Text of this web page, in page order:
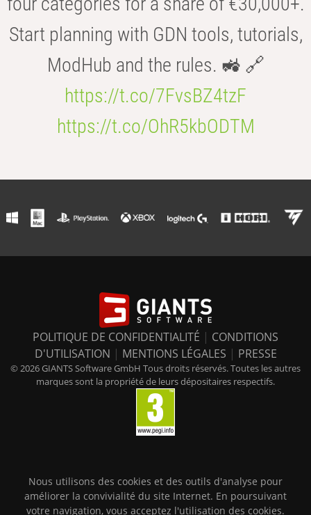
Start planning with GDN tools, tutorials,
ModHub and the rules. 🚜 🔗
https://t.co/7FvsBZ4tzF
https://t.co/OhR5kbODTM
POLITIQUE DE CONFIDENTIALITÉ | CONDITIONS
D'UTILISATION | MENTIONS LÉGALES | PRESSE
© 2026 GIANTS Software GmbH Tous droits réservés. Toutes les autres
marques sont la propriété de leurs dépositaires respectifs.
Nous utilisons des cookies et des outils d'analyse pour
améliorer la convivialité du site Internet. En poursuivant
votre navigation, vous acceptez l'utilisation des cookies.